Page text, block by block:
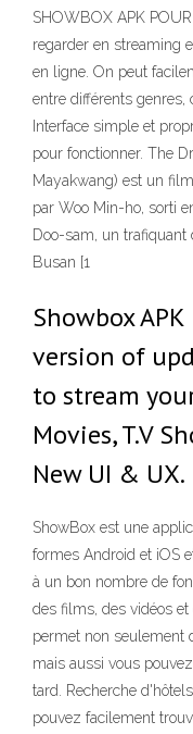
SHOWBOX APK
regarder en streaming
en ligne. On peut
entre différents genres,
Interface simple et
pour fonctionner. The
Mayakwang) est un
par Woo Min-ho, sorti
Doo-sam, un trafiquant
Busan [1
Showbox
version of
to stream
Movies, T.V
New UI & UX.
ShowBox est une
formes Android et iOS
à un bon nombre de
des films, des vidéos et
permet non seulement
mais aussi vous
tard. Recherche
pouvez facilement